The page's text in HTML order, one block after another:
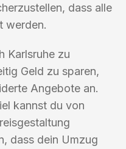
dass alle
werden.
Karlsruhe zu
Geld zu sparen,
Angebote an.
kannst du von
dass dein Umzug